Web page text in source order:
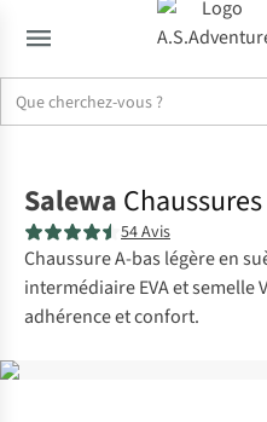
Salewa
54 Avis
Chaussure A-bas légère en
intermédiaire EVA et
adhérence et confort.